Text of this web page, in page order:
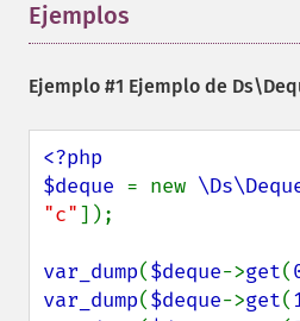
Ejemplos
Ejemplo #1 Ejemplo de
<?php
$deque = new
"c"]);
var_dump($deque->get(
var_dump($deque->get(